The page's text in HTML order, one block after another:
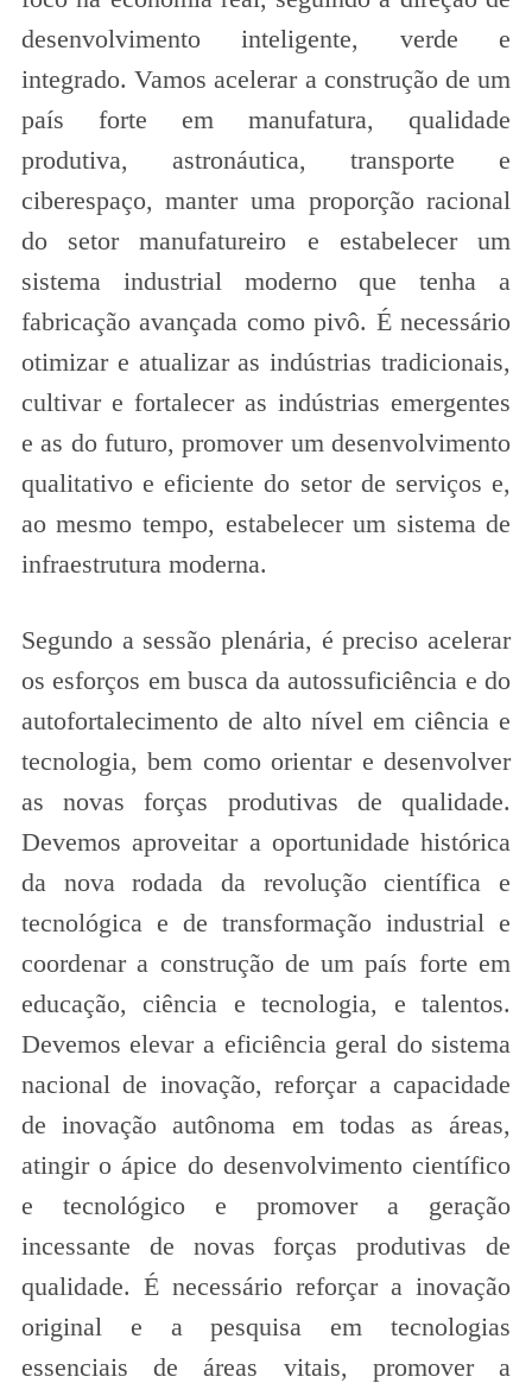
desenvolvimento inteligente, verde e
integrado. Vamos acelerar a construção de um
país forte em manufatura, qualidade
produtiva, astronáutica, transporte e
ciberespaço, manter uma proporção racional
do setor manufatureiro e estabelecer um
sistema industrial moderno que tenha a
fabricação avançada como pivô. É necessário
otimizar e atualizar as indústrias tradicionais,
cultivar e fortalecer as indústrias emergentes
e as do futuro, promover um desenvolvimento
qualitativo e eficiente do setor de serviços e,
ao mesmo tempo, estabelecer um sistema de
infraestrutura moderna.
Segundo a sessão plenária, é preciso acelerar
os esforços em busca da autossuficiência e do
autofortalecimento de alto nível em ciência e
tecnologia, bem como orientar e desenvolver
as novas forças produtivas de qualidade.
Devemos aproveitar a oportunidade histórica
da nova rodada da revolução científica e
tecnológica e de transformação industrial e
coordenar a construção de um país forte em
educação, ciência e tecnologia, e talentos.
Devemos elevar a eficiência geral do sistema
nacional de inovação, reforçar a capacidade
de inovação autônoma em todas as áreas,
atingir o ápice do desenvolvimento científico
e tecnológico e promover a geração
incessante de novas forças produtivas de
qualidade. É necessário reforçar a inovação
original e a pesquisa em tecnologias
essenciais de áreas vitais, promover a